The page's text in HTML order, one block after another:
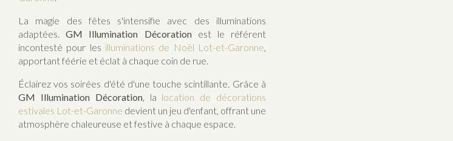
La magie des fêtes s'intensifie avec des illuminations
adaptées.GM Illumination Décorationest le référent
incontesté pour les illuminations de Noël Lot-et-Garonne
apportant féérie et éclat à chaque coin de rue.
Éclairez vos soirées d'été d'une touche scintillante. Grâce à
GM Illumination Décoration, la location de décorations
estivales Lot-et-Garonne devient un jeu d'enfant, offrant une
atmosphère chaleureuse et festive à chaque espace.